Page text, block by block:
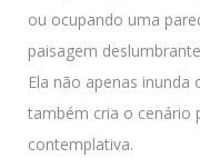
ou ocupando uma
paisagem
Ela não apenas
também cria o cenário
contemplativa.